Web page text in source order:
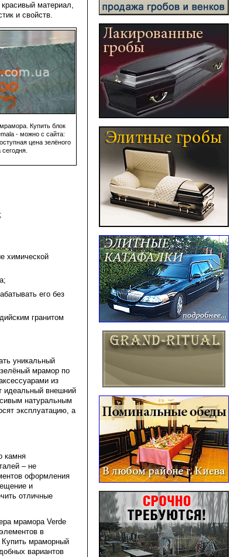
материал,
и свойств.
Купить блок
- можно с сайта:
цена зелёного
химической
его без
гранитом
уникальный
мрамор по
из
идеальный внешний
натуральным
эксплуатацию, а
камня
– не
оформления
и
отличные
мрамора Verde
в
Купить мраморный
вариантов